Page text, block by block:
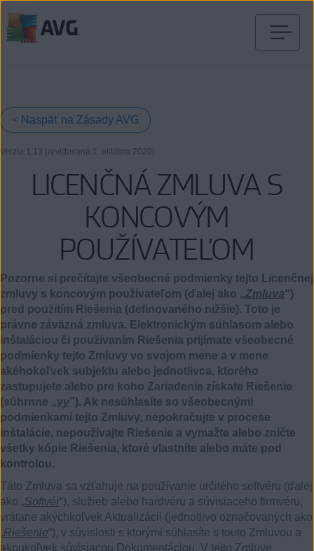
< Naspäť na Zásady AVG
Verzia 1.13 (revidovaná 1. októbra 2020)
LICENČNÁ ZMLUVA S
KONCOVÝM
POUŽÍVATEĽOM
Pozorne si prečítajte všeobecné podmienky tejto Licenčnej
zmluvy s koncovým používateľom (ďalej ako „Zmluva“)
pred použitím Riešenia (definovaného nižšie). Toto je
právne záväzná zmluva. Elektronickým súhlasom alebo
inštaláciou či používaním Riešenia prijímate všeobecné
podmienky tejto Zmluvy vo svojom mene a v mene
akéhokoľvek subjektu alebo jednotlivca, ktorého
zastupujete alebo pre koho Zariadenie získate Riešenie
(súhrnne „vy”). Ak nesúhlasíte so všeobecnými
podmienkami tejto Zmluvy, nepokračujte v procese
inštalácie, nepoužívajte Riešenie a vymažte alebo zničte
všetky kópie Riešenia, ktoré vlastníte alebo máte pod
kontrolou.
Táto Zmluva sa vzťahuje na používanie určitého softvéru (ďalej
ako „Softvér“), služieb alebo hardvéru a súvisiaceho firmvéru,
vrátane akýchkoľvek Aktualizácií (jednotlivo označovaných ako
„Riešenie“), v súvislosti s ktorými súhlasíte s touto Zmluvou a
akoukoľvek súvisiacou Dokumentáciou. V tejto Zmluve